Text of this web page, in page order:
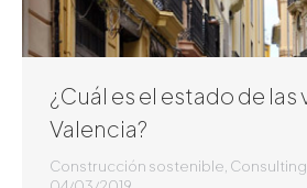
¿Cuál es el estado de las
Valencia?
Construcción sostenible, Consulting